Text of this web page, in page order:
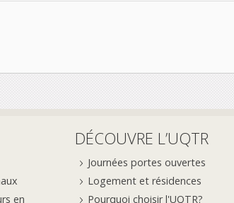
en
DÉCOUVRE L’UQTR
Journées portes ouvertes
Logement et résidences
Pourquoi choisir l'UQTR?